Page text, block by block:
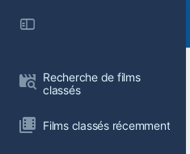
Recherche de films
classés
Films classés récemment